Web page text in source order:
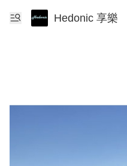
Hedonic 享樂